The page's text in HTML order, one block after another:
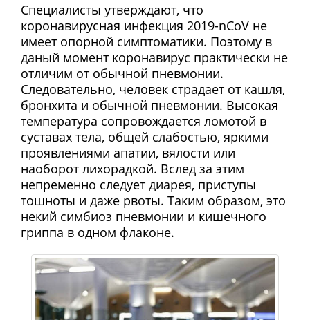
Специалисты утверждают, что
коронавирусная инфекция 2019-nCoV не
имеет опорной симптоматики. Поэтому в
даный момент коронавирус практически не
отличим от обычной пневмонии.
Следовательно, человек страдает от кашля,
бронхита и обычной пневмонии. Высокая
температура сопровождается ломотой в
суставах тела, общей слабостью, яркими
проявлениями апатии, вялости или
наоборот лихорадкой. Вслед за этим
непременно следует диарея, приступы
тошноты и даже рвоты. Таким образом, это
некий симбиоз пневмонии и кишечного
гриппа в одном флаконе.